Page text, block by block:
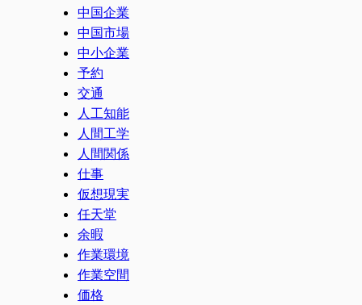
中国企業
中国市場
中小企業
予約
交通
人工知能
人間工学
人間関係
仕事
仮想現実
任天堂
余暇
作業環境
作業空間
価格